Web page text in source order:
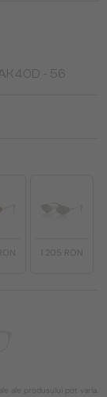
- ​56
1 205 RON
ale produsului pot varia.